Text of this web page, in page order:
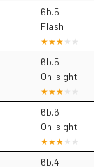
6b.5
Flash
6b.5
On-sight
6b.6
On-sight
6b.4